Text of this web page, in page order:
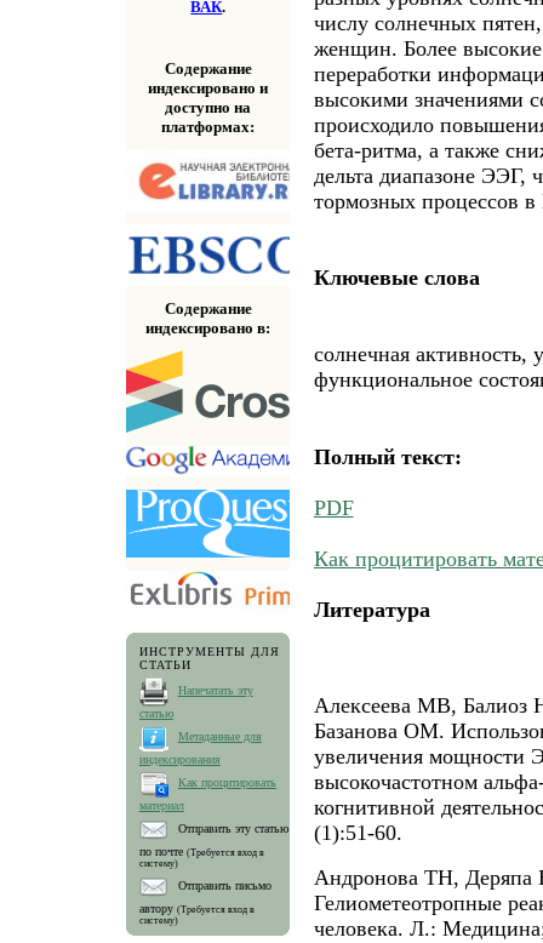
ВАК.
Содержание
индексировано и
доступно на
платформах:
Содержание
индексировано в:
ИНСТРУМЕНТЫ ДЛЯ
СТАТЬИ
Напечатать эту
статью
Метаданные для
индексирования
Как процитировать
материал
Отправить эту статью
по почте (Требуется вход в
систему)
Отправить письмо
автору (Требуется вход в
систему)
числу солнечных
женщин. Более высокие
переработки
высокими значениями
происходило
бета-ритма, а также
дельта диапазоне ЭЭГ,
тормозных процессов
Ключевые слова
солнечная активность,
функциональное
Полный текст:
PDF
Как процитировать
Литература
Алексеева МВ,
Базанова ОМ.
увеличения мощности
высокочастотном
когнитивной
(1):51-60.
Андронова ТН,
Гелиометеотропные
человека. Л.: